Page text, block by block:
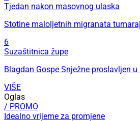
Tjedan nakon masovnog ulaska
Stotine maloljetnih migranata
6
Suzaštitnica župe
Blagdan Gospe Snježne proslavljen u
VIŠE
Oglas
/ PROMO
Idealno vrijeme za promjene